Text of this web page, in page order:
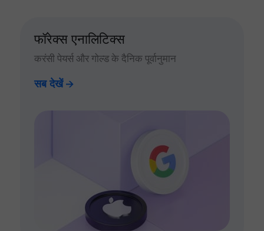
फॉरेक्स एनालिटिक्स
करंसी पेयर्स और गोल्ड के दैनिक पूर्वानुमान
सब देखें